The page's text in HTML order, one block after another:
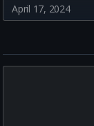
April 17, 2024